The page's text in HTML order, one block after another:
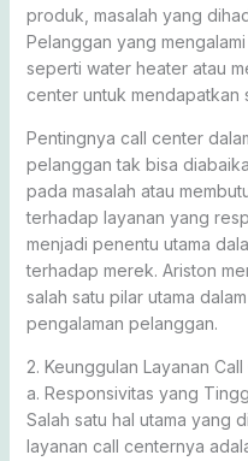
produk, masalah yang
Pelanggan yang
seperti water heater atau
center untuk mendapatkan
Pentingnya call center
pelanggan tak bisa
pada masalah atau
terhadap layanan yang
menjadi penentu utama
terhadap merek. Ariston
salah satu pilar utama
pengalaman pelanggan.
2. Keunggulan Layanan
a. Responsivitas yang
Salah satu hal utama yang
layanan call centernya